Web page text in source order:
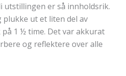
utstillingen er så innholdsrik.
plukke ut et liten del av
1 ½ time. Det var akkurat
og reflektere over alle